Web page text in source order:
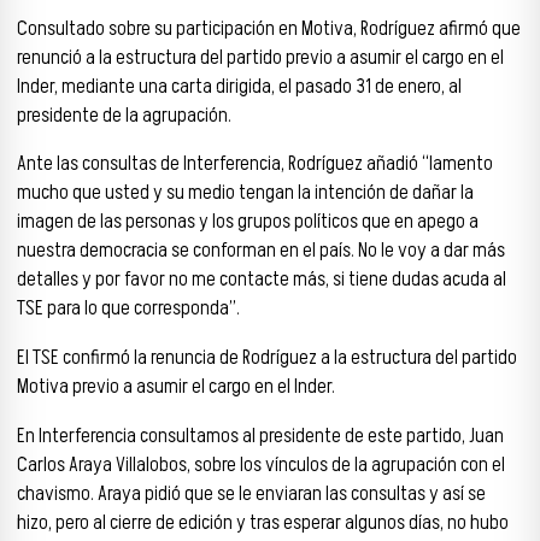
Consultado sobre su participación en Motiva, Rodríguez afirmó que
renunció a la estructura del partido previo a asumir el cargo en el
Inder, mediante una carta dirigida, el pasado 31 de enero, al
presidente de la agrupación.
Ante las consultas de Interferencia, Rodríguez añadió “lamento
mucho que usted y su medio tengan la intención de dañar la
imagen de las personas y los grupos políticos que en apego a
nuestra democracia se conforman en el país. No le voy a dar más
detalles y por favor no me contacte más, si tiene dudas acuda al
TSE para lo que corresponda”.
El TSE confirmó la renuncia de Rodríguez a la estructura del partido
Motiva previo a asumir el cargo en el Inder.
En Interferencia consultamos al presidente de este partido, Juan
Carlos Araya Villalobos, sobre los vínculos de la agrupación con el
chavismo. Araya pidió que se le enviaran las consultas y así se
hizo, pero al cierre de edición y tras esperar algunos días, no hubo